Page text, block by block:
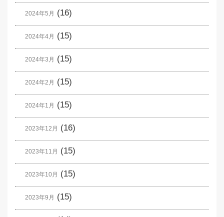
2024年5月 (16)
2024年4月 (15)
2024年3月 (15)
2024年2月 (15)
2024年1月 (15)
2023年12月 (16)
2023年11月 (15)
2023年10月 (15)
2023年9月 (15)